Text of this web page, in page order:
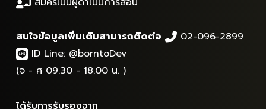
สนใจข้อมูลเพิ่มเติมสามารถติดต่อ
02-096-2899
ID Line: @borntoDev
(จ - ศ 09.30 - 18.00 น. )